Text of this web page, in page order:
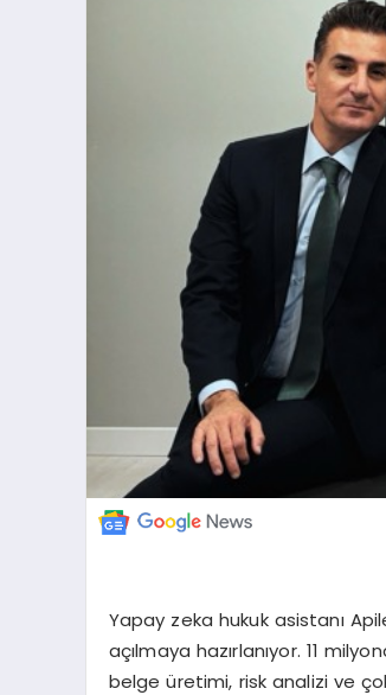
Yapay zeka hukuk asistanı
açılmaya hazırlanıyor. 11
belge üretimi, risk analizi ve